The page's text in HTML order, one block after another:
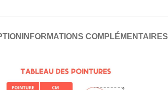
INFORMATIONS COMPLÉMENTAIRES